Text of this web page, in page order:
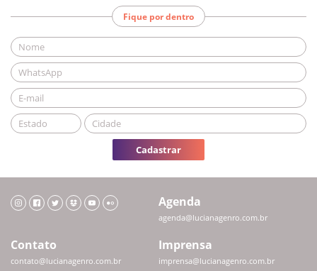
Fique por dentro
Cadastrar
Agenda
agenda@lucianagenro.com.br
Contato
contato@lucianagenro.com.br
Imprensa
imprensa@lucianagenro.com.br